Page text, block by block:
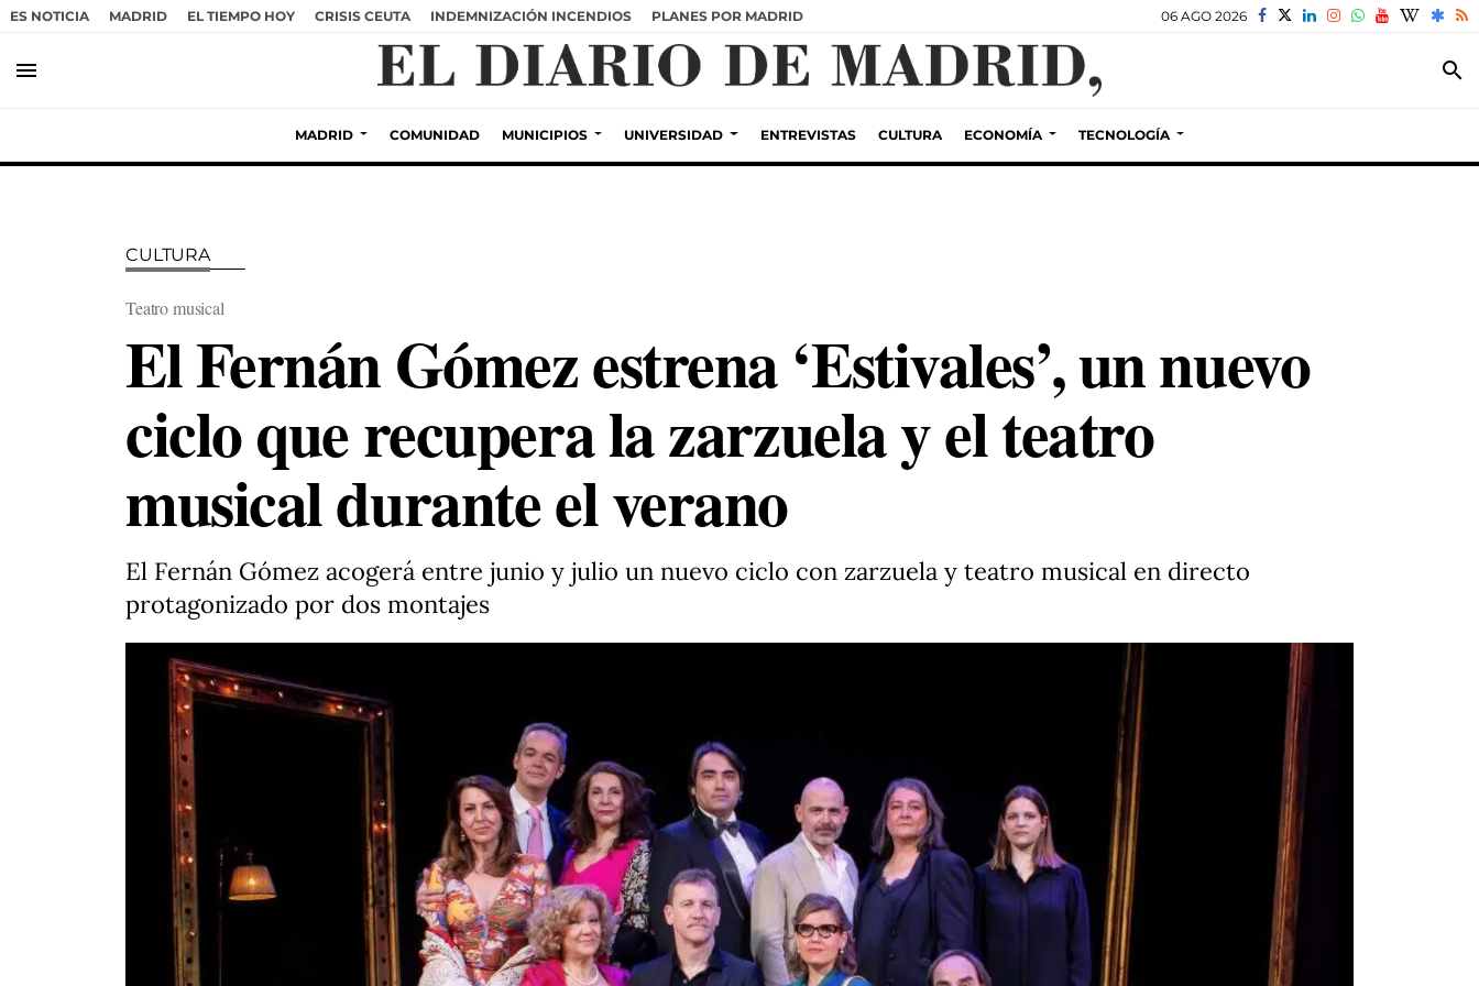
ES NOTICIA MADRID EL TIEMPO HOY CRISIS CEUTA INDEMNIZACIÓN INCENDIOS PLANES POR MADRID 06 AGO 2026
menu search
MADRID COMUNIDAD MUNICIPIOS UNIVERSIDAD ENTREVISTAS CULTURA ECONOMÍA TECNOLOGÍA
CULTURA
Teatro musical
El Fernán Gómez estrena ‘Estivales’, un nuevo
ciclo que recupera la zarzuela y el teatro
musical durante el verano
El Fernán Gómez acogerá entre junio y julio un nuevo ciclo con zarzuela y teatro musical en directo
protagonizado por dos montajes